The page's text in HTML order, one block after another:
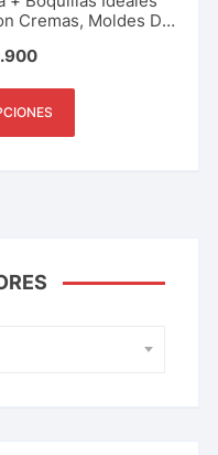
Cremas, Moldes De